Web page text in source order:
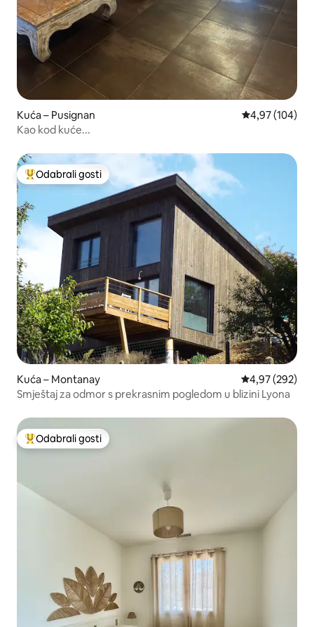
Kuća – Pusignan Prosječna
4,97 (104)
Kao kod kuće...
Među najviše rangiranima s oznakom „Odabrali gosti”
Odabrali gosti
Kuća – Montanay Prosječna
4,97 (292)
Smještaj za odmor s prekrasnim pogledom u blizini Lyona
Među najviše rangiranima s oznakom „Odabrali gosti”
Odabrali gosti